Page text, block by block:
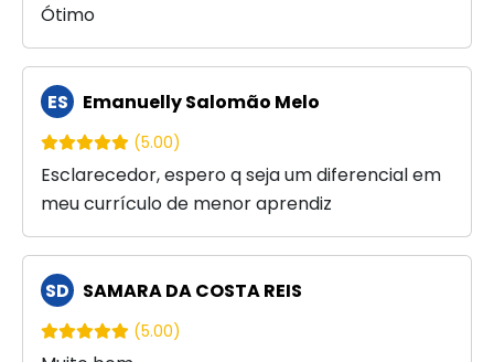
Ótimo
ES Emanuelly Salomão Melo
(5.00)
Esclarecedor, espero q seja um diferencial em
meu currículo de menor aprendiz
SD SAMARA DA COSTA REIS
(5.00)